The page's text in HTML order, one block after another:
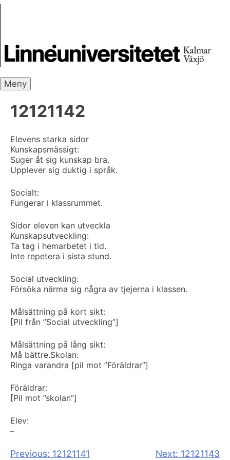
Meny
12121142
Elevens starka sidor
Kunskapsmässigt:
Suger åt sig kunskap bra.
Upplever sig duktig i språk.
Socialt:
Fungerar i klassrummet.
Sidor eleven kan utveckla
Kunskapsutveckling:
Ta tag i hemarbetet i tid.
Inte repetera i sista stund.
Social utveckling:
Försöka närma sig några av tjejerna i klassen.
Målsättning på kort sikt:
[Pil från ”Social utveckling”]
Målsättning på lång sikt:
Må bättre.Skolan:
Ringa varandra [pil mot ”Föräldrar”]
Föräldrar:
[Pil mot ”skolan”]
Elev:
–
Inläggsnavigering
Previous: 12121141 Next: 12121143